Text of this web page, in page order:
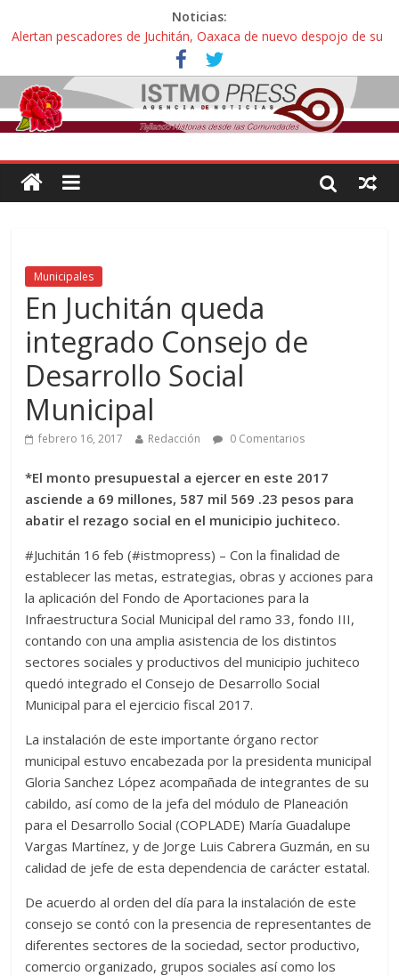
Noticias:
Alertan pescadores de Juchitán, Oaxaca de nuevo despojo de su
territorio para construir un parque eólico
Pescadores y comuneros ikoots detienen la extracción ilegal de
material pétreo de gravera Oyamel
Un nuevo derrame de hidrocarburo afecta a Salina Cruz, Oaxaca;
ahora pescadores de Salinas del Marqués denuncian daños de
🎧Capítulo 2 : CUIDAR A MI HIJA CON SÍNDROME DE DOWN
Familiares de periodista Alejandro Leyva asesinado en Oaxaca
Municipales
En Juchitán queda
integrado Consejo de
Desarrollo Social
Municipal
febrero 16, 2017 Redacción 0 Comentarios
*El monto presupuestal a ejercer en este 2017
asciende a 69 millones, 587 mil 569 .23 pesos para
abatir el rezago social en el municipio juchiteco.
#Juchitán 16 feb (#istmopress) – Con la finalidad de
establecer las metas, estrategias, obras y acciones para
la aplicación del Fondo de Aportaciones para la
Infraestructura Social Municipal del ramo 33, fondo III,
contando con una amplia asistencia de los distintos
sectores sociales y productivos del municipio juchiteco
quedó integrado el Consejo de Desarrollo Social
Municipal para el ejercicio fiscal 2017.
La instalación de este importante órgano rector
municipal estuvo encabezada por la presidenta municipal
Gloria Sanchez López acompañada de integrantes de su
cabildo, así como de la jefa del módulo de Planeación
para el Desarrollo Social (COPLADE) María Guadalupe
Vargas Martínez, y de Jorge Luis Cabrera Guzmán, en su
calidad de jefe de esta dependencia de carácter estatal.
De acuerdo al orden del día para la instalación de este
consejo se contó con la presencia de representantes de
diferentes sectores de la sociedad, sector productivo,
comercio organizado, grupos sociales así como los